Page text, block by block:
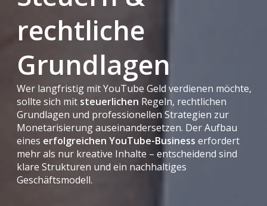
rechtliche
Grundlagen
Wer langfristig mit YouTube Geld verdienen möchte,
sollte sich mit steuerlichen Regeln, rechtlichen
Grundlagen und professionellen Strategien zur
Monetarisierung auseinandersetzen. Der Aufbau
eines erfolgreichen YouTube-Business erfordert
mehr als nur kreative Inhalte – entscheidend sind
klare Strukturen und ein nachhaltiges
Geschäftsmodell.